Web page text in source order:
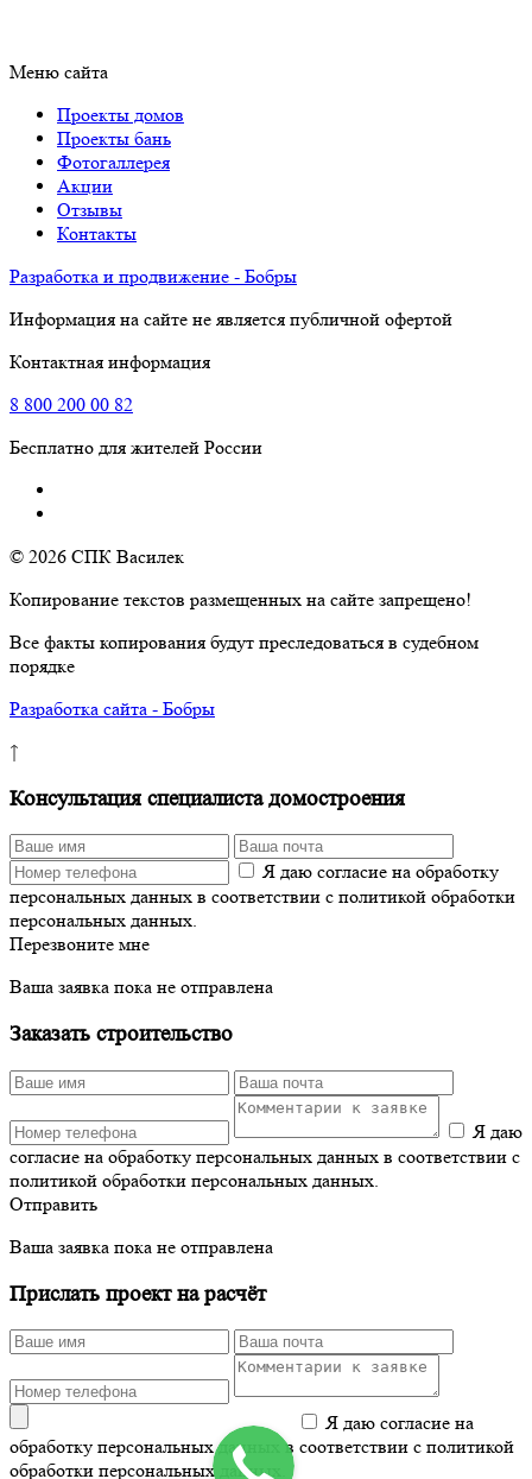
Меню сайта
Проекты домов
Проекты бань
Фотогаллерея
Акции
Отзывы
Контакты
Разработка и продвижение - Бобры
Информация на сайте не является публичной офертой
Контактная информация
8 800 200 00 82
Бесплатно для жителей России
© 2026 СПК Василек
Копирование текстов размещенных на сайте запрещено!
Все факты копирования будут преследоваться в судебном
порядке
Разработка сайта - Бобры
↑
Консультация специалиста домостроения
Я даю согласие на обработку
персональных данных в соответствии с политикой обработки
персональных данных.
Перезвоните мне
Ваша заявка пока не отправлена
Заказать строительство
Я даю
согласие на обработку персональных данных в соответствии с
политикой обработки персональных данных.
Отправить
Ваша заявка пока не отправлена
Прислать проект на расчёт
Я даю согласие на
обработку персональных данных в соответствии с политикой
обработки персональных данных.